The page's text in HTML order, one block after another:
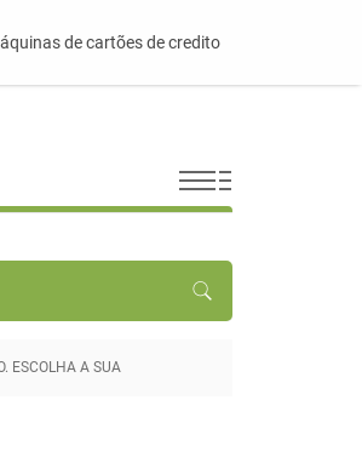
de cartões de credito
ESCOLHA A SUA